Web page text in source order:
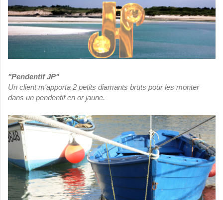
"Pendentif JP"
Un client m'apporta 2 petits diamants bruts pour les monter
dans un pendentif en or jaune.